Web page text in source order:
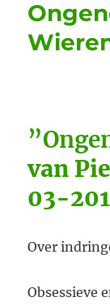
van
03-
Over
Obsessieve